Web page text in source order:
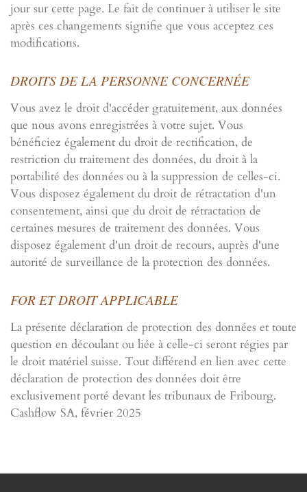
jour sur cette page. Le fait de continuer à utiliser le site
après ces changements signifie que vous acceptez ces
modifications.
DROITS DE LA PERSONNE CONCERNÉE
Vous avez le droit d'accéder gratuitement, aux données
que nous avons enregistrées à votre sujet. Vous
bénéficiez également du droit de rectification, de
restriction du traitement des données, du droit à la
portabilité des données ou à la suppression de celles-ci.
Vous disposez également du droit de rétractation d'un
consentement, ainsi que du droit de rétractation de
certaines mesures de traitement des données. Vous
disposez également d'un droit de recours, auprès d'une
autorité de surveillance de la protection des données.
FOR ET DROIT APPLICABLE
La présente déclaration de protection des données et toute
question en découlant ou liée à celle-ci seront régies par
le droit matériel suisse. Tout différend en lien avec cette
déclaration de protection des données doit être
exclusivement porté devant les tribunaux de Fribourg.
Cashflow SA, février 2025